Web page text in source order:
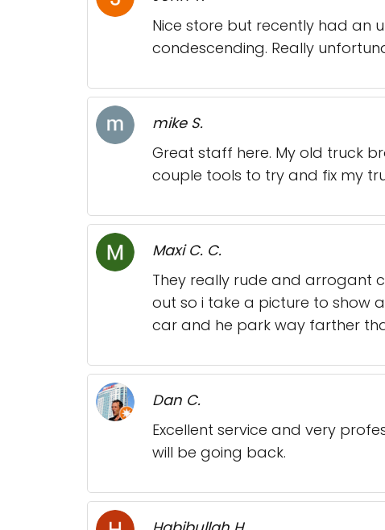
Nice store but recently had an
condescending. Really
mike S.
Great staff here. My old truck
couple tools to try and fix my
Maxi C. C.
They really rude and arrogant
out so i take a picture to show
car and he park way farther
Dan C.
Excellent service and very
will be going back.